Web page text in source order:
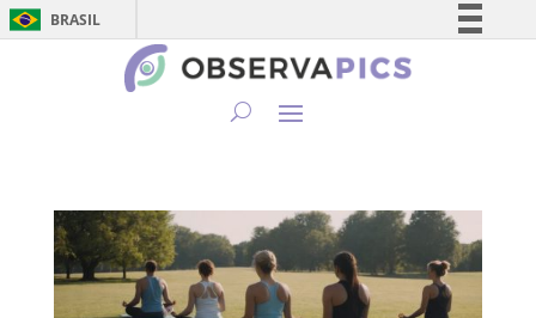
BRASIL
Simplifique!
Canais